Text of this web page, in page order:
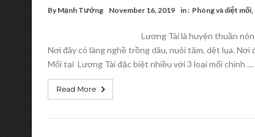
By Mạnh Tưởng November 16, 2019 in : Phòng và diệt mối,
Lương Tài là huyện thuần
Nơi đây có làng nghề trồng dâu, nuôi tăm, dệt lụa.
Mối tại Lương Tài đặc biệt nhiều với 3 loại mối chính …
Read More